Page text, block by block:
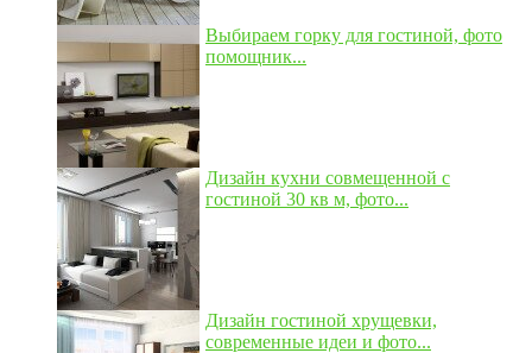
Выбираем горку для гостиной, фото
помощник...
Дизайн кухни совмещенной с
гостиной 30 кв м, фото...
Дизайн гостиной хрущевки,
современные идеи и фото...